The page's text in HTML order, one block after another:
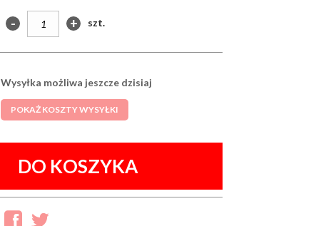
- + szt.
Wysyłka możliwa jeszcze dzisiaj
POKAŻ KOSZTY WYSYŁKI
DO KOSZYKA